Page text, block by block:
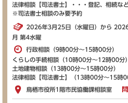
法律相談【司法書士】・・・登記、相続な
※司法書士相談のみ要予約
2026年3月25日（水曜日）から
月 第4水曜
行政相談（9時00分～15時00分）
くらしの手続相談（10時00分～12時00分）
土地建物相談（13時00分～15時00分）
法律相談【司法書士】（13時00分～15時
鳥栖市役所1階市民協働課相談室